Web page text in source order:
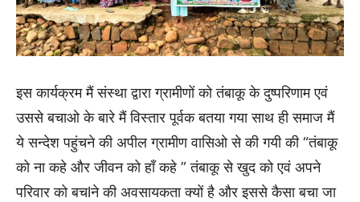
इस कार्यक्रम मैं संस्था द्वारा ग्रामीणों को तंबाकू के दुष्परिणाम एवं
उससे बचाओ के बारे मैं विस्तार पूर्वक बतया गया साथ ही समाज मैं
ये सन्देश पहुंचने की अपील ग्रामीण वासिओ से की गयी की “तंबाकू
को ना कहे और जीवन को हाँ कहे ” तंबाकू से खुद को एवं अपने
परिवार को बचlने की अवसायकता क्यों है और इससे कैसा बचा जा